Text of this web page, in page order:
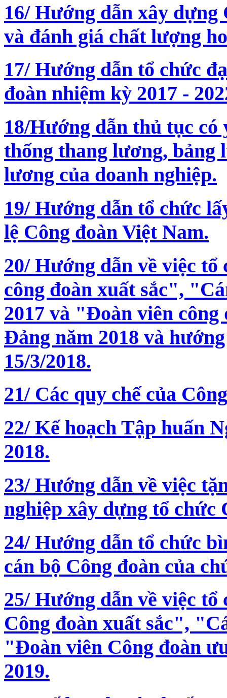
16/ Hướng dẫn xây dựng
và đánh giá chất lượng
17/ Hướng dẫn tổ chức
đoàn nhiệm kỳ 2017 -
18/Hướng dẫn thủ tục có
thống thang lương,
lương của doanh nghiệp.
19/ Hướng dẫn tổ chức
lệ Công đoàn Việt Nam.
20/ Hướng dẫn về việc
công đoàn xuất sắc",
2017 và "Đoàn viên
Đảng năm 2018 và
15/3/2018.
21/ Các quy chế của
22/ Kế hoạch Tập huấn
2018.
23/ Hướng dẫn về việc
nghiệp xây dựng tổ chức
24/ Hướng dẫn tổ chức
cán bộ Công đoàn của
25/ Hướng dẫn về việc
Công đoàn xuất sắc",
"Đoàn viên Công đoàn
2019.